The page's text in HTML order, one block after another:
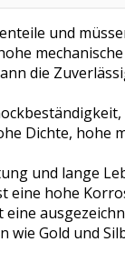
und
die
Dichte, hohe
und lange
eine hohe
wie Gold und